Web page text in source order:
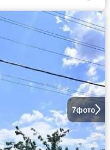
7фото